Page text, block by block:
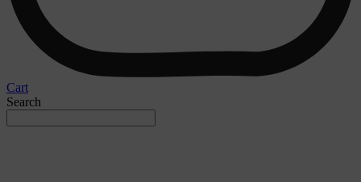
Cart
Search